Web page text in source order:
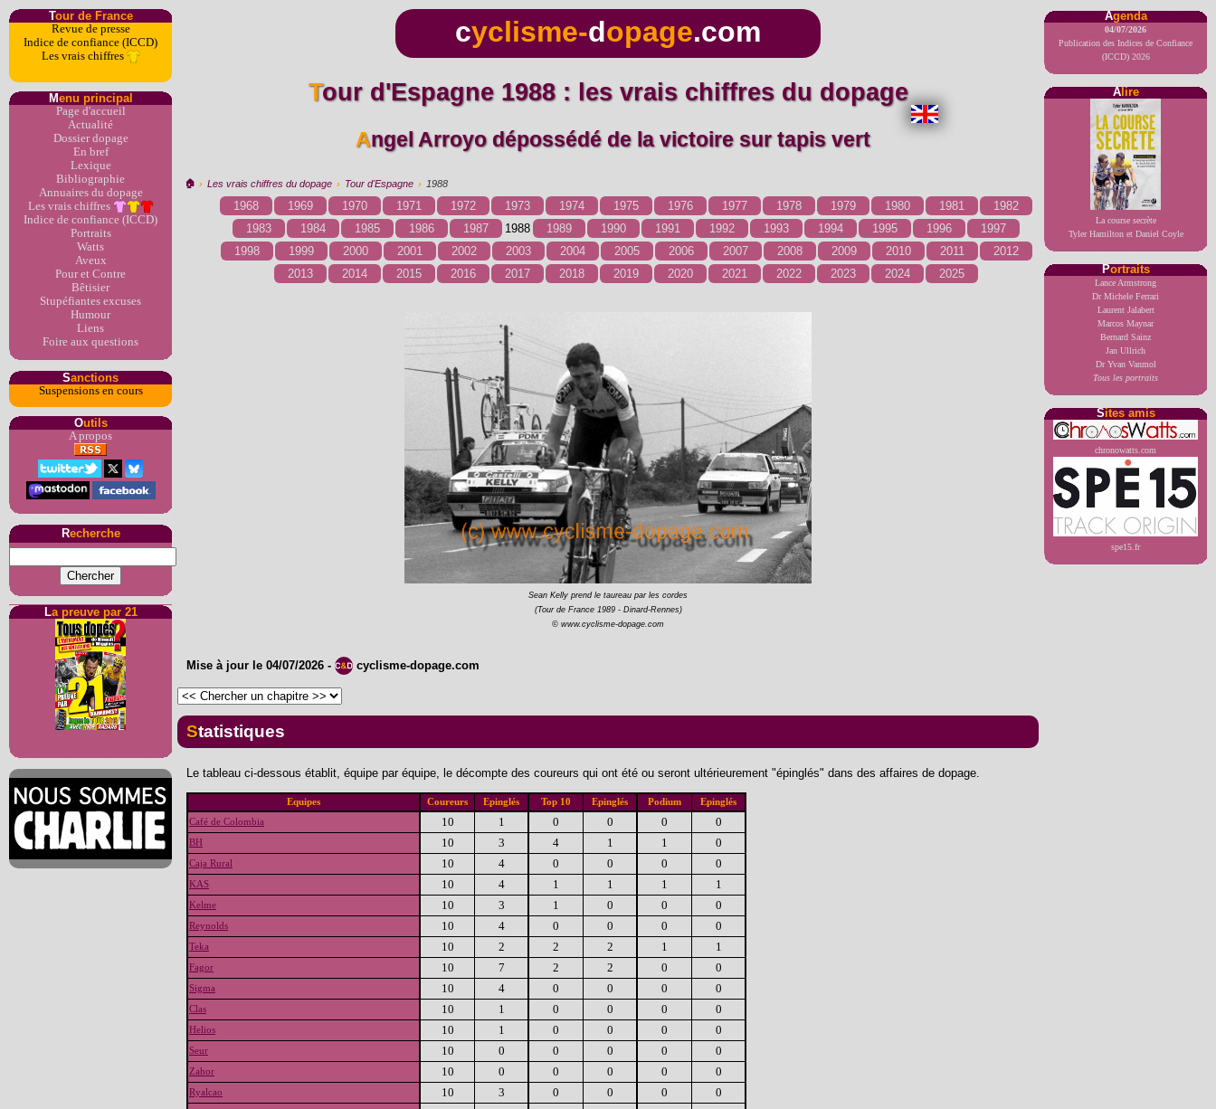
Tour de France
Revue de presse
Indice de confiance (ICCD)
Les vrais chiffres
Menu principal
Page d'accueil
Actualité
Dossier dopage
En bref
Lexique
Bibliographie
Annuaires du dopage
Les vrais chiffres
Indice de confiance (ICCD)
Portraits
Watts
Aveux
Pour et Contre
Bêtisier
Stupéfiantes excuses
Humour
Liens
Foire aux questions
Sanctions
Suspensions en cours
Outils
A propos
Recherche
La preuve par 21
Agenda
04/07/2026
Publication des Indices de Confiance
(ICCD) 2026
Alire
La course secrète
Tyler Hamilton et Daniel Coyle
Portraits
Lance Armstrong
Dr Michele Ferrari
Laurent Jalabert
Marcos Maynar
Bernard Sainz
Jan Ullrich
Dr Yvan Vanmol
Tous les portraits
Sites amis
chronowatts.com
spe15.fr
cyclisme-dopage.com
Tour d'Espagne 1988 : les vrais chiffres du dopage
Angel Arroyo dépossédé de la victoire sur tapis vert
🏠︎ › Les vrais chiffres du dopage › Tour d'Espagne › 1988
1968 1969 1970 1971 1972 1973 1974 1975 1976 1977 1978 1979 1980 1981
1982
1983
1984 1985 1986 1987 1988 1989 1990 1991 1992 1993 1994 1995 1996
1997
1998
1999 2000 2001 2002 2003 2004 2005 2006 2007 2008 2009 2010 2011
2012
2013
2014 2015 2016 2017 2018 2019 2020 2021 2022 2023 2024 2025
Sean Kelly prend le taureau par les cordes
(Tour de France 1989 - Dinard-Rennes)
© www.cyclisme-dopage.com
Mise à jour le 04/07/2026 - cyclisme-dopage.com
Statistiques
Le tableau ci-dessous établit, équipe par équipe, le décompte des coureurs qui ont été ou seront ultérieurement "épinglés" dans des affaires de dopage.
Equipes Coureurs Epinglés Top 10 Epinglés Podium
Epinglés
Café de Colombia
10 1 0 0 0 0
BH 10 3 4 1 1 0
Caja Rural 10 4 0 0 0 0
KAS 10 4 1 1 1 1
Kelme 10 3 1 0 0 0
Reynolds 10 4 0 0 0 0
Teka 10 2 2 2 1 1
Fagor 10 7 2 2 0 0
Sigma 10 4 0 0 0 0
Clas 10 1 0 0 0 0
Helios 10 1 0 0 0 0
Seur 10 0 0 0 0 0
Zahor 10 0 0 0 0 0
Ryalcao 10 3 0 0 0 0